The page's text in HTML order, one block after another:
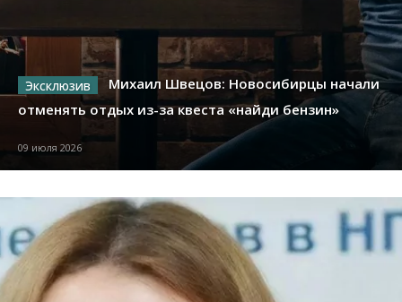
Михаил Швецов: Новосибирцы начали
отменять отдых из-за квеста «найди бензин»
09 июля 2026